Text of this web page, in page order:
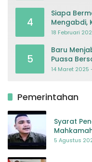
4
Siapa
Mengabdi,
Dapodik
18 Februari
5
Baru
Puasa
14 Maret 2025
Pemerintahan
Syarat
5 Agustus